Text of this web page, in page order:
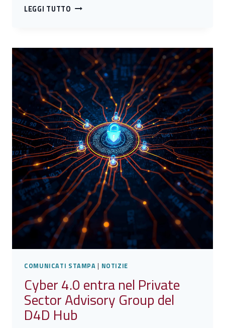
LEGGI TUTTO CYBER
PROGRAMMA
ITALIA-
GHANA
ENTRA
NELLA
FASE
OPERATIVA
COMUNICATI STAMPA | NOTIZIE
Cyber 4.0 entra nel Private
Sector Advisory Group del
D4D Hub